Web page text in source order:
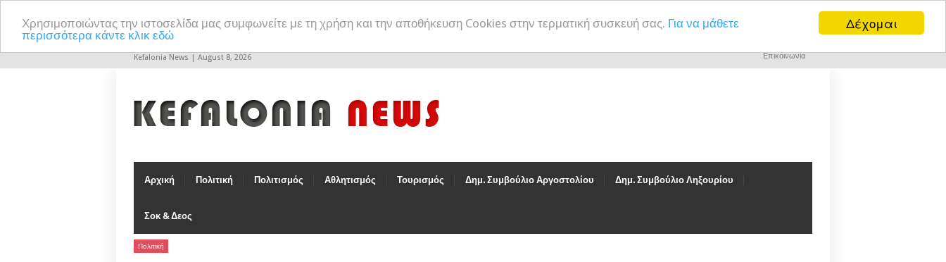
Δέχομαι
Χρησιμοποιώντας την ιστοσελίδα μας συμφωνείτε με τη χρήση και την αποθήκευση Cookies στην τερματική συσκευή σας. Για να μάθετε
περισσότερα κάντε κλικ εδώ
Kefalonia News | August 8, 2026 Επικοινωνία
Αρχική Πολιτική Πολιτισμός Αθλητισμός Τουρισμός Δημ. Συμβούλιο Αργοστολίου Δημ. Συμβούλιο Ληξουρίου
Σοκ & Δεος
Πολιτική